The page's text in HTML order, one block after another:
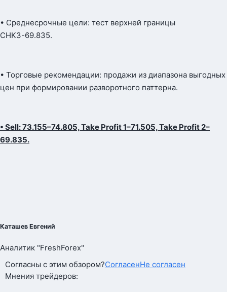
• Среднесрочные цели: тест верхней границы
СНКЗ-69.835.
• Торговые рекомендации: продажи из диапазона выгодных
цен при формировании разворотного паттерна.
• Sell: 73.155–74.805, Take Profit 1–71.505, Take Profit 2–
69.835.
Каташев Евгений
Аналитик "FreshForex"
Согласны с этим обзором?СогласенНе согласен
Мнения трейдеров: